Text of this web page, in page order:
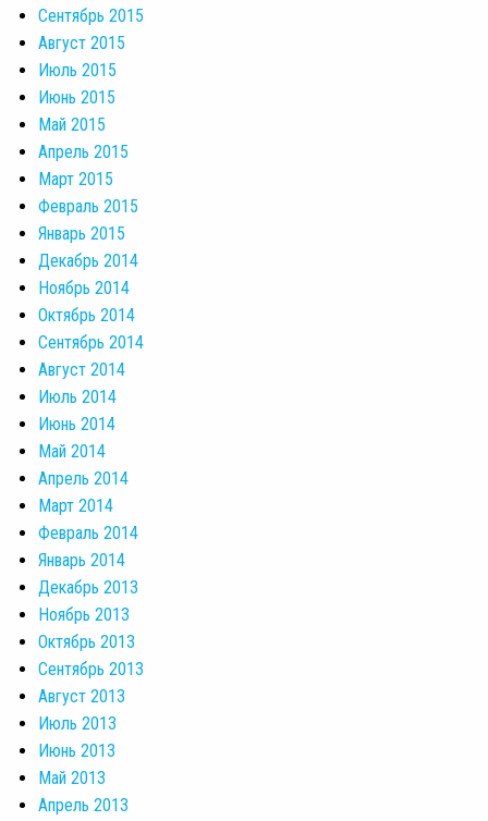
Сентябрь 2015
Август 2015
Июль 2015
Июнь 2015
Май 2015
Апрель 2015
Март 2015
Февраль 2015
Январь 2015
Декабрь 2014
Ноябрь 2014
Октябрь 2014
Сентябрь 2014
Август 2014
Июль 2014
Июнь 2014
Май 2014
Апрель 2014
Март 2014
Февраль 2014
Январь 2014
Декабрь 2013
Ноябрь 2013
Октябрь 2013
Сентябрь 2013
Август 2013
Июль 2013
Июнь 2013
Май 2013
Апрель 2013